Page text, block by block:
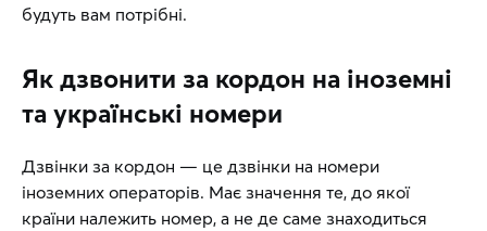
будуть вам потрібні.
Як дзвонити за кордон на іноземні
та українські номери
Дзвінки за кордон — це дзвінки на номери
іноземних операторів. Має значення те, до якої
країни належить номер, а не де саме знаходиться